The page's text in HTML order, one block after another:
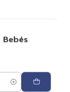
Bebés